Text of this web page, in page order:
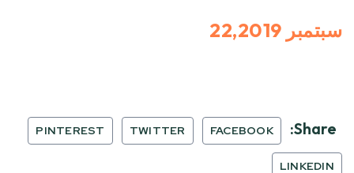
سبتمبر 22,2019
Share:
FACEBOOK
TWITTER
PINTEREST
LINKEDIN